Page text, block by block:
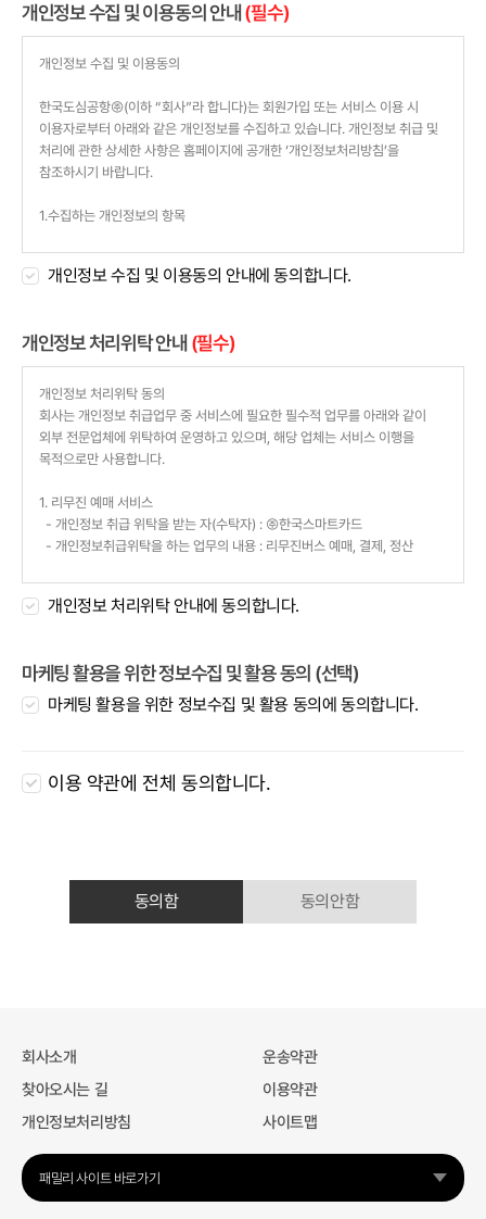
개인정보 수집 및 이용동의 안내 (필수)
개인정보 수집 및 이용동의 안내에 동의합니다.
개인정보 처리위탁 안내 (필수)
개인정보 처리위탁 안내에 동의합니다.
마케팅 활용을 위한 정보수집 및 활용 동의 (선택)
마케팅 활용을 위한 정보수집 및 활용 동의에 동의합니다.
이용 약관에 전체 동의합니다.
동의함 동의안함
회사소개
운송약관
찾아오시는 길
이용약관
개인정보처리방침
사이트맵
패밀리 사이트 바로가기